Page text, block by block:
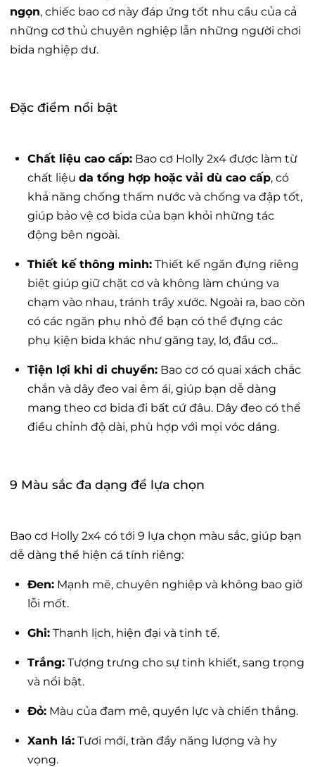
ngọn, chiếc bao cơ này đáp ứng tốt nhu cầu của cả
những cơ thủ chuyên nghiệp lẫn những người chơi
bida nghiệp dư.
Đặc điểm nổi bật
Chất liệu cao cấp: Bao cơ Holly 2x4 được làm từ
chất liệu da tổng hợp hoặc vải dù cao cấp, có
khả năng chống thấm nước và chống va đập tốt,
giúp bảo vệ cơ bida của bạn khỏi những tác
động bên ngoài.
Thiết kế thông minh: Thiết kế ngăn đựng riêng
biệt giúp giữ chặt cơ và không làm chúng va
chạm vào nhau, tránh trầy xước. Ngoài ra, bao còn
có các ngăn phụ nhỏ để bạn có thể đựng các
phụ kiện bida khác như găng tay, lơ, đầu cơ...
Tiện lợi khi di chuyển: Bao cơ có quai xách chắc
chắn và dây đeo vai êm ái, giúp bạn dễ dàng
mang theo cơ bida đi bất cứ đâu. Dây đeo có thể
điều chỉnh độ dài, phù hợp với mọi vóc dáng.
9 Màu sắc đa dạng để lựa chọn
Bao cơ Holly 2x4 có tới 9 lựa chọn màu sắc, giúp bạn
dễ dàng thể hiện cá tính riêng:
Đen: Mạnh mẽ, chuyên nghiệp và không bao giờ
lỗi mốt.
Ghi: Thanh lịch, hiện đại và tinh tế.
Trắng: Tượng trưng cho sự tinh khiết, sang trọng
và nổi bật.
Đỏ: Màu của đam mê, quyền lực và chiến thắng.
Xanh lá: Tươi mới, tràn đầy năng lượng và hy
vọng.